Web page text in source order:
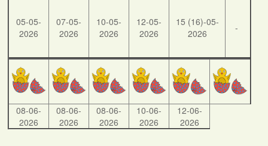
05-05-
2026
07-05-
2026
10-05-
2026
12-05-
2026
15 (16)-05-
2026
-
08-06-
2026
08-06-
2026
08-06-
2026
10-06-
2026
12-06-
2026